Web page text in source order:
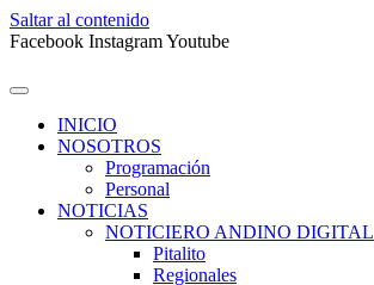
Saltar al contenido
Facebook InstagramYoutube
INICIO
NOSOTROS
Programación
Personal
NOTICIAS
NOTICIERO ANDINO DIGITAL
Pitalito
Regionales